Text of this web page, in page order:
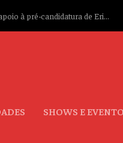
à pré-candidatura de Eri...
SHOWS E